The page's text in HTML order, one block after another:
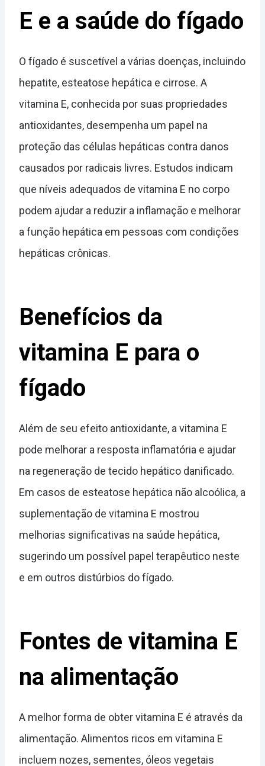
E e a saúde do fígado
O fígado é suscetível a várias doenças, incluindo
hepatite, esteatose hepática e cirrose. A
vitamina E, conhecida por suas propriedades
antioxidantes, desempenha um papel na
proteção das células hepáticas contra danos
causados por radicais livres. Estudos indicam
que níveis adequados de vitamina E no corpo
podem ajudar a reduzir a inflamação e melhorar
a função hepática em pessoas com condições
hepáticas crônicas.
Benefícios da
vitamina E para o
fígado
Além de seu efeito antioxidante, a vitamina E
pode melhorar a resposta inflamatória e ajudar
na regeneração de tecido hepático danificado.
Em casos de esteatose hepática não alcoólica, a
suplementação de vitamina E mostrou
melhorias significativas na saúde hepática,
sugerindo um possível papel terapêutico neste
e em outros distúrbios do fígado.
Fontes de vitamina E
na alimentação
A melhor forma de obter vitamina E é através da
alimentação. Alimentos ricos em vitamina E
incluem nozes, sementes, óleos vegetais